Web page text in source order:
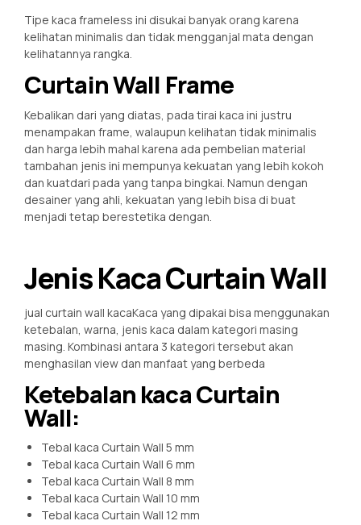
Tipe kaca frameless ini disukai banyak orang karena
kelihatan minimalis dan tidak mengganjal mata dengan
kelihatannya rangka.
Curtain Wall Frame
Kebalikan dari yang diatas, pada tirai kaca ini justru
menampakan frame, walaupun kelihatan tidak minimalis
dan harga lebih mahal karena ada pembelian material
tambahan jenis ini mempunya kekuatan yang lebih kokoh
dan kuatdari pada yang tanpa bingkai. Namun dengan
desainer yang ahli, kekuatan yang lebih bisa di buat
menjadi tetap berestetika dengan.
Jenis Kaca Curtain Wall
jual curtain wall kacaKaca yang dipakai bisa menggunakan
ketebalan, warna, jenis kaca dalam kategori masing
masing. Kombinasi antara 3 kategori tersebut akan
menghasilan view dan manfaat yang berbeda
Ketebalan kaca Curtain
Wall:
Tebal kaca Curtain Wall 5 mm
Tebal kaca Curtain Wall 6 mm
Tebal kaca Curtain Wall 8 mm
Tebal kaca Curtain Wall 10 mm
Tebal kaca Curtain Wall 12 mm